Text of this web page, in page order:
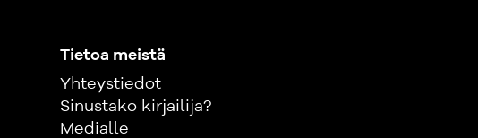
Tietoa meistä
Yhteystiedot
Sinustako kirjailija?
Medialle